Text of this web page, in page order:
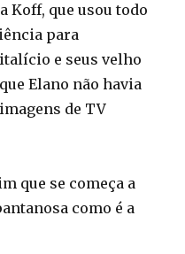
Koff, que usou todo
para
e seus velho
Elano não havia
de TV
que se começa a
como é a